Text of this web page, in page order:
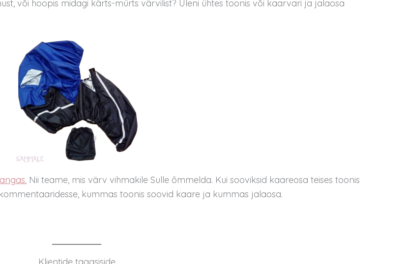
või hoopis midagi kärts-mürts värvilist? Üleni ühtes toonis või kaarvari ja jalaosa
. Nii teame, mis värv vihmakile Sulle õmmelda. Kui sooviksid kaareosa teises toonis
kummas toonis soovid kaare ja kummas jalaosa.